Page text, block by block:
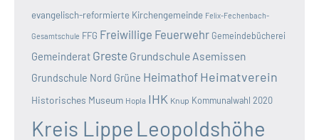
evangelisch-reformierte Kirchengemeinde Felix-Fechenbach-
Gesamtschule FFG Freiwillige Feuerwehr Gemeindebücherei
Gemeinderat Greste Grundschule Asemissen
Grundschule Nord Grüne Heimathof Heimatverein
Historisches Museum Hopla IHK Knup Kommunalwahl 2020
Kreis Lippe Leopoldshöhe